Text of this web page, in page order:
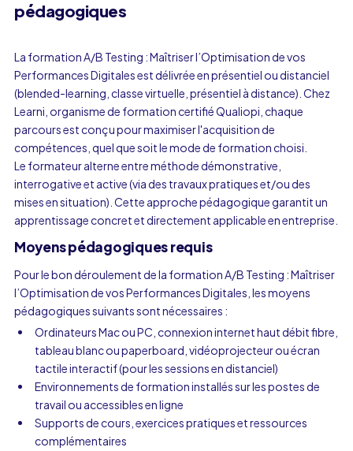
pédagogiques
La formation A/B Testing : Maîtriser l’Optimisation de vos
Performances Digitales est délivrée en présentiel ou distanciel
(blended-learning, classe virtuelle, présentiel à distance). Chez
Learni, organisme de formation certifié Qualiopi, chaque
parcours est conçu pour maximiser l'acquisition de
compétences, quel que soit le mode de formation choisi.
Le formateur alterne entre méthode démonstrative,
interrogative et active (via des travaux pratiques et/ou des
mises en situation). Cette approche pédagogique garantit un
apprentissage concret et directement applicable en entreprise.
Moyens pédagogiques requis
Pour le bon déroulement de la formation A/B Testing : Maîtriser
l’Optimisation de vos Performances Digitales, les moyens
pédagogiques suivants sont nécessaires :
Ordinateurs Mac ou PC, connexion internet haut débit fibre,
tableau blanc ou paperboard, vidéoprojecteur ou écran
tactile interactif (pour les sessions en distanciel)
Environnements de formation installés sur les postes de
travail ou accessibles en ligne
Supports de cours, exercices pratiques et ressources
complémentaires